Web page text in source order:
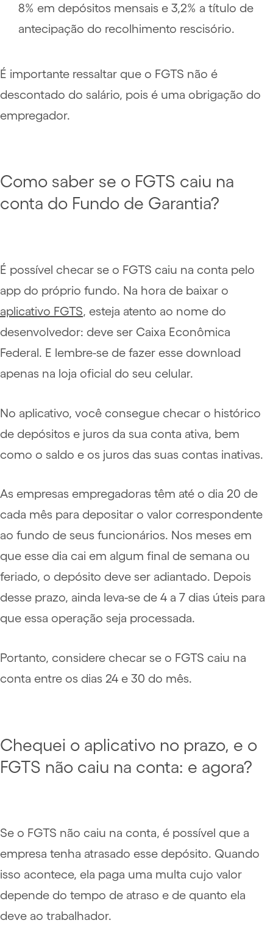
8% em depósitos mensais e 3,2% a título de
antecipação do recolhimento rescisório.
É importante ressaltar que o FGTS não é
descontado do salário, pois é uma obrigação do
empregador.
Como saber se o FGTS caiu na
conta do Fundo de Garantia?
É possível checar se o FGTS caiu na conta pelo
app do próprio fundo. Na hora de baixar o
aplicativo FGTS, esteja atento ao nome do
desenvolvedor: deve ser Caixa Econômica
Federal. E lembre-se de fazer esse download
apenas na loja oficial do seu celular.
No aplicativo, você consegue checar o histórico
de depósitos e juros da sua conta ativa, bem
como o saldo e os juros das suas contas inativas.
As empresas empregadoras têm até o dia 20 de
cada mês para depositar o valor correspondente
ao fundo de seus funcionários. Nos meses em
que esse dia cai em algum final de semana ou
feriado, o depósito deve ser adiantado. Depois
desse prazo, ainda leva-se de 4 a 7 dias úteis para
que essa operação seja processada.
Portanto, considere checar se o FGTS caiu na
conta entre os dias 24 e 30 do mês.
Chequei o aplicativo no prazo, e o
FGTS não caiu na conta: e agora?
Se o FGTS não caiu na conta, é possível que a
empresa tenha atrasado esse depósito. Quando
isso acontece, ela paga uma multa cujo valor
depende do tempo de atraso e de quanto ela
deve ao trabalhador.